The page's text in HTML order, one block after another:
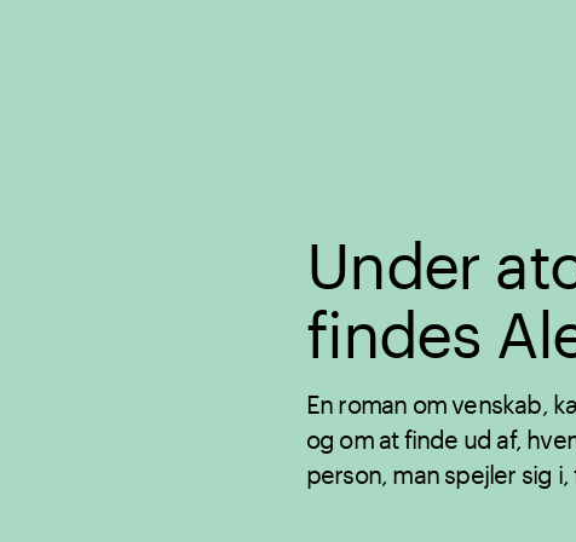
Under
findes
En roman om venskab,
og om at finde ud af,
person, man spejler sig